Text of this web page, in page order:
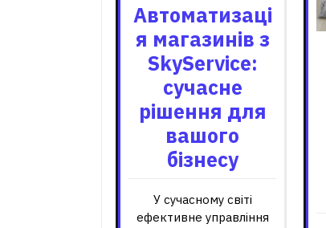
Автоматизаці
я магазинів з
SkyService:
сучасне
рішення для
вашого
бізнесу
У сучасному світі
ефективне управління